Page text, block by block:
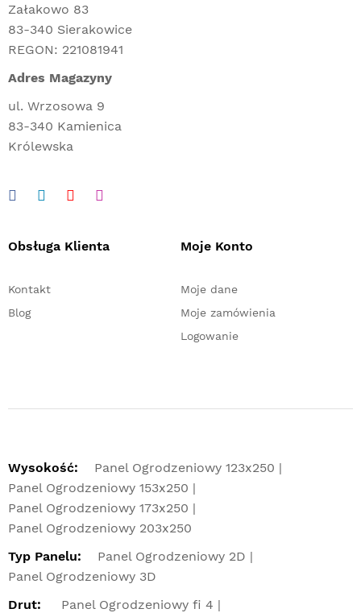
Załakowo 83
83-340 Sierakowice
REGON: 221081941
Adres Magazyny
ul. Wrzosowa 9
83-340 Kamienica
Królewska
Obsługa Klienta
Kontakt
Blog
Moje Konto
Moje dane
Moje zamówienia
Logowanie
Wysokość:
Panel Ogrodzeniowy 123x250
Panel Ogrodzeniowy 153x250
Panel Ogrodzeniowy 173x250
Panel Ogrodzeniowy 203x250
Typ Panelu:
Panel Ogrodzeniowy 2D
Panel Ogrodzeniowy 3D
Drut:
Panel Ogrodzeniowy fi 4